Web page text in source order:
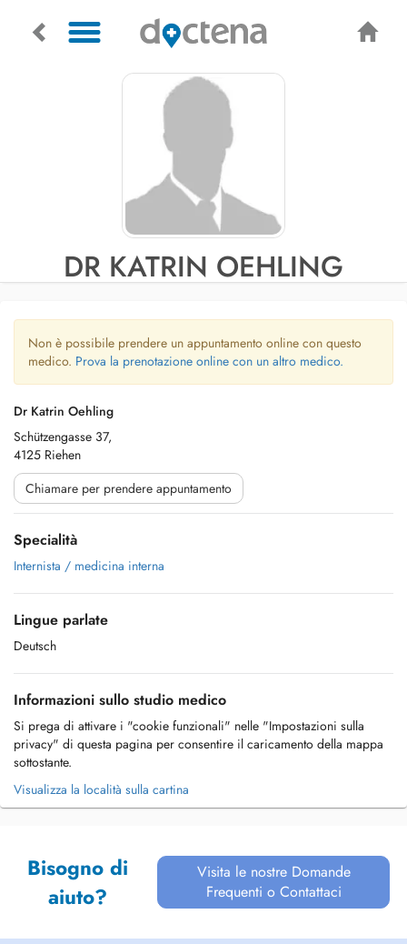
DR KATRIN OEHLING
Non è possibile prendere un appuntamento online con questo
medico. Prova la prenotazione online con un altro medico.
Dr Katrin Oehling
Schützengasse 37,
4125 Riehen
Chiamare per prendere appuntamento
Specialità
Internista / medicina interna
Lingue parlate
Deutsch
Informazioni sullo studio medico
Si prega di attivare i "cookie funzionali" nelle "Impostazioni sulla
privacy" di questa pagina per consentire il caricamento della mappa
sottostante.
Visualizza la località sulla cartina
Bisogno di
aiuto?
Visita le nostre Domande
Frequenti o Contattaci